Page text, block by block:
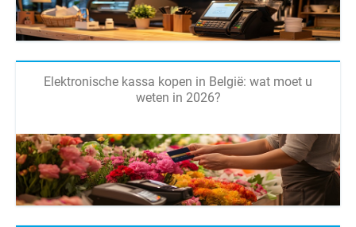
Elektronische kassa kopen in België: wat moet u
weten in 2026?